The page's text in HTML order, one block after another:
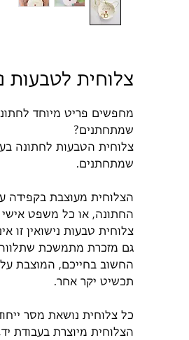
צלוחית לטבעות
מחפשים פריט מיוחד
שמתחתנים?
צלוחית הטבעות לחתונה
שמתחתנים.
הצלוחית מעוצבת בקפידה
החתונה, או כל משפט
צלוחית טבעות נישואין
גם מזכרת מתמשכת
החשוב בחייכם, המוצבת
תכשיט יקר אחר.
כל צלוחית נושאת מסר
הצלוחית מיוצרת בעבודת